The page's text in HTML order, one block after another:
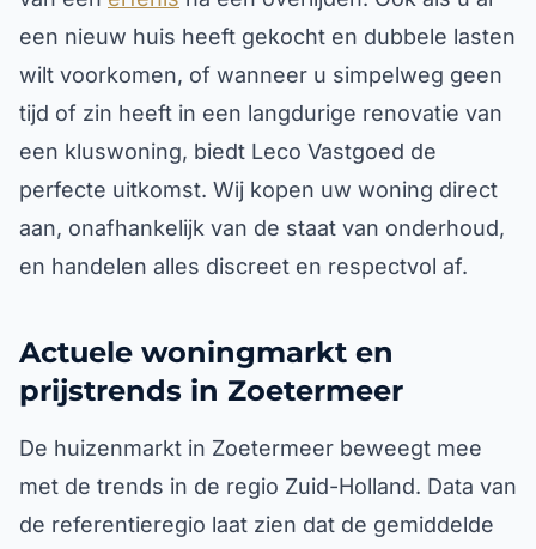
een nieuw huis heeft gekocht en dubbele lasten
wilt voorkomen, of wanneer u simpelweg geen
tijd of zin heeft in een langdurige renovatie van
een kluswoning, biedt Leco Vastgoed de
perfecte uitkomst. Wij kopen uw woning direct
aan, onafhankelijk van de staat van onderhoud,
en handelen alles discreet en respectvol af.
Actuele woningmarkt en
prijstrends in Zoetermeer
De huizenmarkt in Zoetermeer beweegt mee
met de trends in de regio Zuid-Holland. Data van
de referentieregio laat zien dat de gemiddelde